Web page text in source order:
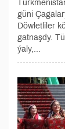
güni
Döwletliler
gatnaşdy.
ýaly,...